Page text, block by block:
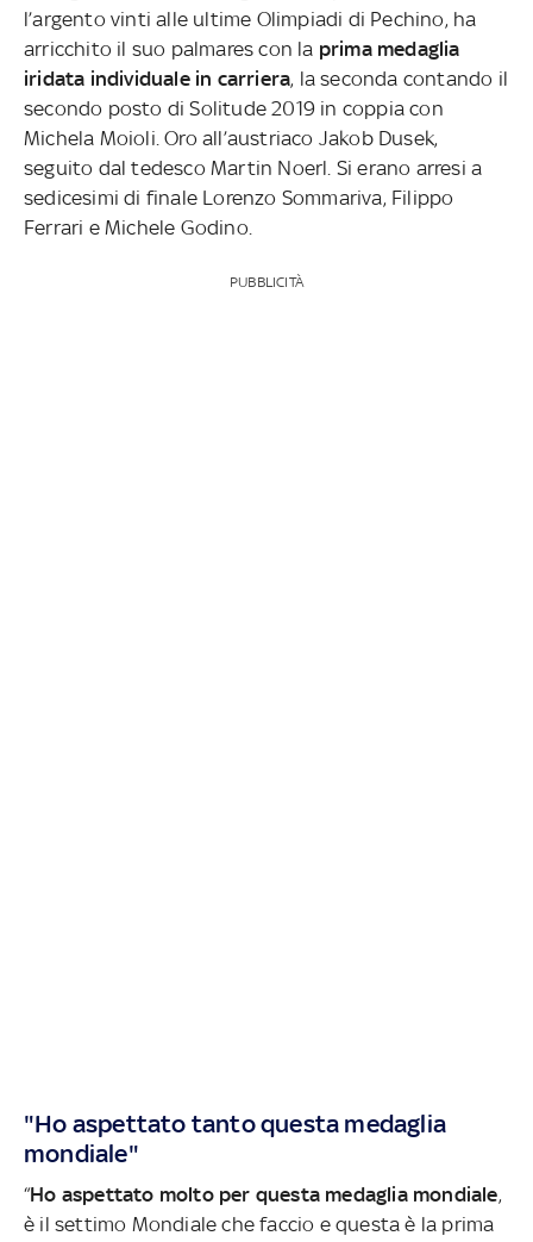
l’argento vinti alle ultime Olimpiadi di Pechino, ha
arricchito il suo palmares con la prima medaglia
iridata individuale in carriera, la seconda contando il
secondo posto di Solitude 2019 in coppia con
Michela Moioli. Oro all’austriaco Jakob Dusek,
seguito dal tedesco Martin Noerl. Si erano arresi a
sedicesimi di finale Lorenzo Sommariva, Filippo
Ferrari e Michele Godino.
PUBBLICITÀ
"Ho aspettato tanto questa medaglia
mondiale"
“Ho aspettato molto per questa medaglia mondiale,
è il settimo Mondiale che faccio e questa è la prima